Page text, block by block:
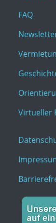
FAQ
Virtueller